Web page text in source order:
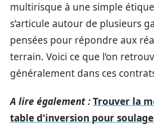
multirisque à une simple
s’articule autour de plusieurs
pensées pour répondre aux
terrain. Voici ce que l’on
généralement dans ces
A lire également :Trouver la
table d'inversion pour